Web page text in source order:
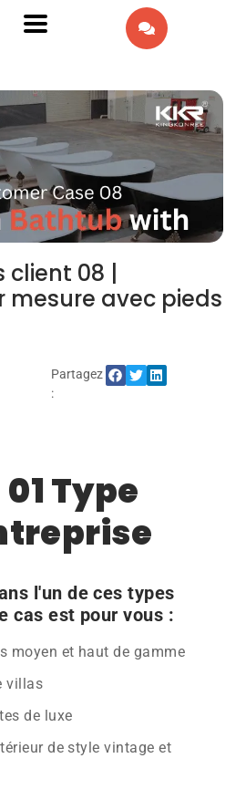
client 08 |
mesure avec pieds
Partagez
:
01 Type
l'un de ces types
cas est pour vous :
moyen et haut de gamme
villas
de luxe
de style vintage et